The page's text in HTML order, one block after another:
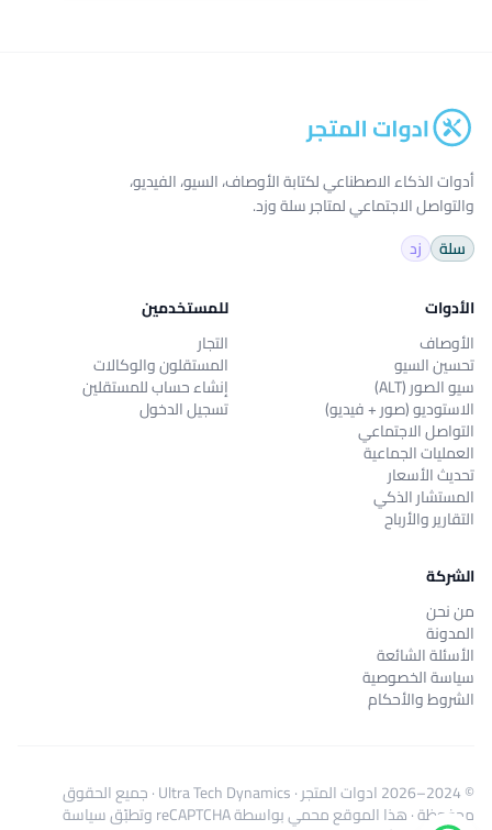
أدوات الذكاء الاصطناعي لكتابة الأوصاف، السيو، الفيديو،
والتواصل الاجتماعي لمتاجر سلة وزد.
سلة
زد
الأدوات
الأوصاف
تحسين السيو
سيو الصور (ALT)
الاستوديو (صور + فيديو)
التواصل الاجتماعي
العمليات الجماعية
تحديث الأسعار
المستشار الذكي
التقارير والأرباح
للمستخدمين
التجار
المستقلون والوكالات
إنشاء حساب للمستقلين
تسجيل الدخول
الشركة
من نحن
المدونة
الأسئلة الشائعة
سياسة الخصوصية
الشروط والأحكام
© 2024–2026 ادوات المتجر·
Ultra Tech Dynamics· جميع الحقوق
محفوظة · هذا الموقع محمي بواسطة reCAPTCHA وتطبّق سياسة